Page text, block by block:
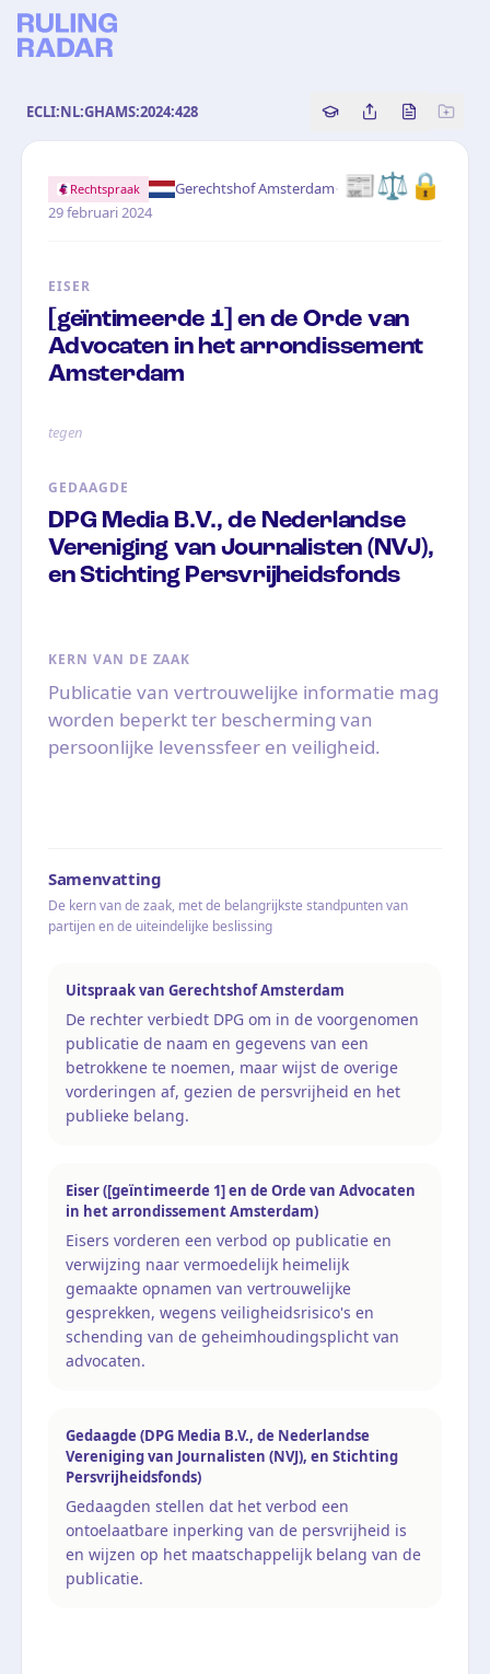
ECLI:NL:GHAMS:2024:428 Copy source
Share this
Bekijk
📰⚖️ 🔒
Rechtspraak Gerechtshof Amsterdam·
29 februari 2024
EISER
[geïntimeerde 1] en de Orde van
Advocaten in het arrondissement
Amsterdam
tegen
GEDAAGDE
DPG Media B.V., de Nederlandse
Vereniging van Journalisten (NVJ),
en Stichting Persvrijheidsfonds
KERN VAN DE ZAAK
Publicatie van vertrouwelijke informatie mag
worden beperkt ter bescherming van
persoonlijke levenssfeer en veiligheid.
Samenvatting
De kern van de zaak, met de belangrijkste standpunten van
partijen en de uiteindelijke beslissing
Uitspraak van Gerechtshof Amsterdam
De rechter verbiedt DPG om in de voorgenomen
publicatie de naam en gegevens van een
betrokkene te noemen, maar wijst de overige
vorderingen af, gezien de persvrijheid en het
publieke belang.
Eiser ([geïntimeerde 1] en de Orde van Advocaten
in het arrondissement Amsterdam)
Eisers vorderen een verbod op publicatie en
verwijzing naar vermoedelijk heimelijk
gemaakte opnamen van vertrouwelijke
gesprekken, wegens veiligheidsrisico's en
schending van de geheimhoudingsplicht van
advocaten.
Gedaagde (DPG Media B.V., de Nederlandse
Vereniging van Journalisten (NVJ), en Stichting
Persvrijheidsfonds)
Gedaagden stellen dat het verbod een
ontoelaatbare inperking van de persvrijheid is
en wijzen op het maatschappelijk belang van de
publicatie.